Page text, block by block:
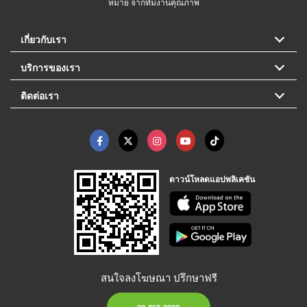
เกี่ยวกับเรา
บริการของเรา
ติดต่อเรา
ดาวน์โหลดแอปพลิเคชัน
สนใจลงโฆษณา ปรึกษาฟรี